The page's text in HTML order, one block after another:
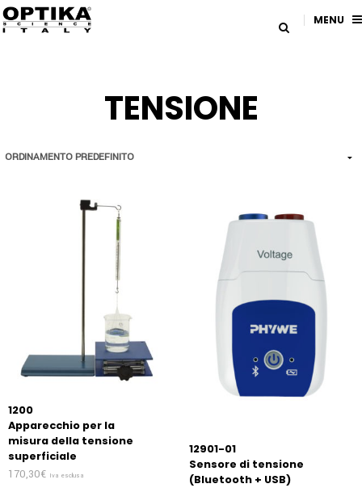
MENU
TENSIONE
1200
Apparecchio per la
misura della tensione
superficiale
170,30€ Iva esclusa
12901-01
Sensore di tensione
(Bluetooth + USB)